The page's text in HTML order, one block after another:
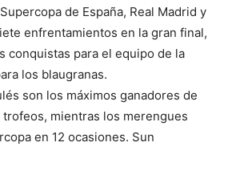
de España, Real Madrid y
enfrentamientos en la gran final,
conquistas para el equipo de la
los blaugranas.
son los máximos ganadores de
mientras los merengues
en 12 ocasiones. Sun